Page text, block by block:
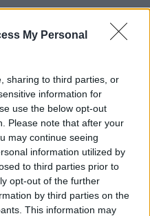
My Personal
sharing to third parties, or
information for
use the below opt-out
Please note that after your
may continue seeing
information utilized by
to third parties prior to
opt-out of the further
by third parties on the
This information may